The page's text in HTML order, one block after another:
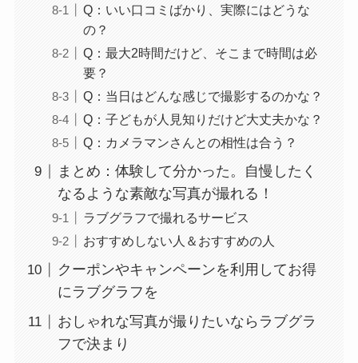
Q：いい口コミばかり、実際にはどうな
の？
Q：最大2時間だけど、そこまで時間は必
要？
Q：当日はどんな感じで撮影するのかな？
Q：子どもが人見知りだけど大丈夫かな？
Q：カメラマンさんとの相性は合う？
まとめ：体験して分かった。自慢したく
なるような素敵な写真が撮れる！
ラブグラフで撮れるサービス
おすすめしない人＆おすすめの人
クーポンやキャンペーンを利用してお得
にラブグラフを
おしゃれな写真が撮りたいならラブグラ
フで決まり